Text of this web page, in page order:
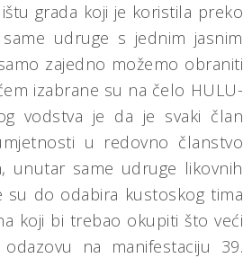
grada koji je koristila preko
udruge s jednim jasnim
zajedno možemo obraniti
izabrane su na čelo HULU-
vodstva je da je svaki član
u redovno članstvo
unutar same udruge likovnih
su do odabira kustoskog tima
koji bi trebao okupiti što veći
na manifestaciju 39.